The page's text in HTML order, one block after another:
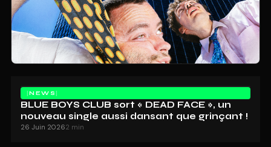
NEWS
BLUE BOYS CLUB sort « DEAD FACE », un
nouveau single aussi dansant que grinçant !
26 Juin 20262 min